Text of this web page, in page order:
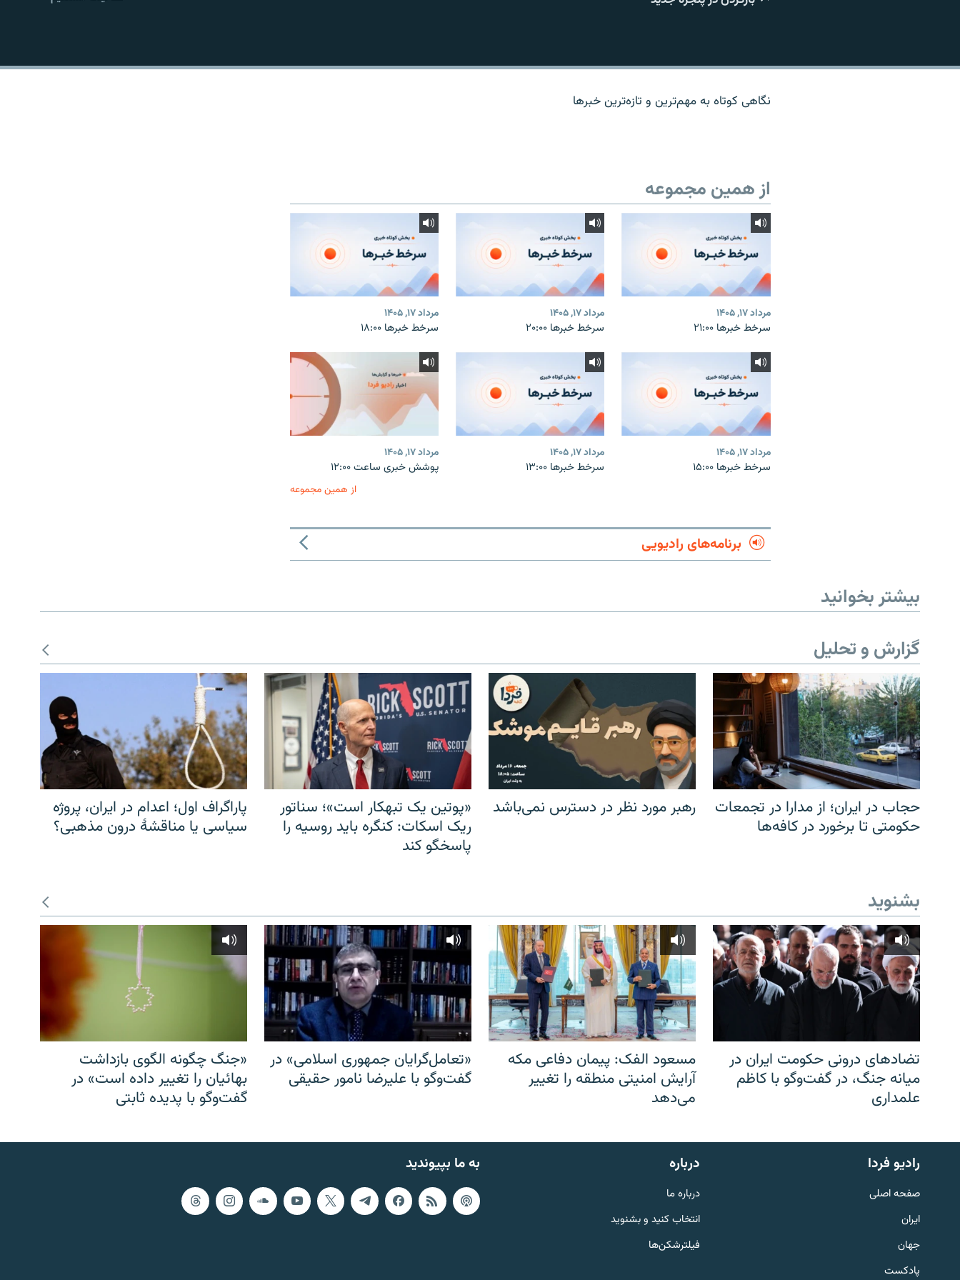
English
به ما بپیوندید
EMBED
نگاهی کوتاه به مهم‌ترين و تازه‌ترين خبرها
از همین مجموعه
مرداد ۱۷, ۱۴۰۵
سرخط خبرها ۲۱:۰۰
مرداد ۱۷, ۱۴۰۵
سرخط خبرها ۲۰:۰۰
مرداد ۱۷, ۱۴۰۵
سرخط خبرها ۱۸:۰۰
مرداد ۱۷, ۱۴۰۵
سرخط خبرها ۱۵:۰۰
مرداد ۱۷, ۱۴۰۵
سرخط خبرها ۱۳:۰۰
مرداد ۱۷, ۱۴۰۵
پوشش خبری ساعت ۱۲:۰۰
از همین مجموعه
برنامه‌های رادیویی
بیشتر بخوانید
گزارش و تحلیل
حجاب در ایران؛ از مدارا در تجمعات
حکومتی تا برخورد در کافه‌ها
رهبر مورد نظر در دسترس نمی‌باشد
«پوتین یک تبهکار است»؛ سناتور
ریک اسکات: کنگره باید روسیه را
پاسخگو کند
پاراگراف اول؛ اعدام در ایران، پروژه
سیاسی یا مناقشهٔ درون مذهبی؟
بشنوید
تضادهای درونی حکومت ایران در
میانه جنگ، در گفت‌‌وگو با کاظم
علمداری
مسعود الفک: پیمان دفاعی مکه
آرایش امنیتی منطقه را تغییر
می‌دهد
«تعامل‌گرایان جمهوری اسلامی» در
گفت‌وگو با علیرضا نامور حقیقی
«جنگ چگونه الگوی بازداشت
بهائیان را تغییر داده است» در
گفت‌وگو با پدیده ثابتی
به ما بپیوندید رادیو فردا
صفحه اصلی
ایران
جهان
پادکست
درباره
درباره ما
انتخاب کنید و بشنوید
فیلترشکن‌ها